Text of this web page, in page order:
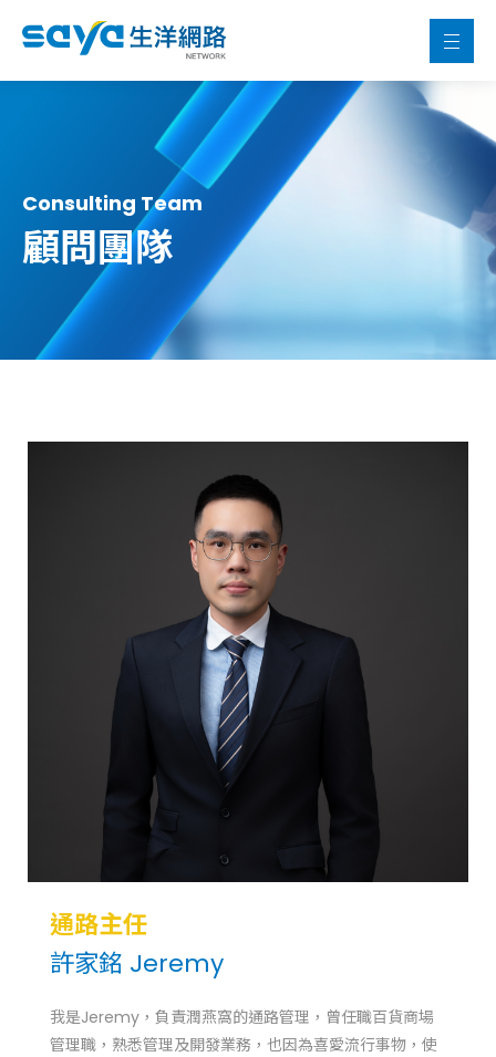
Consulting Team
顧問團隊
通路主任
許家銘 Jeremy
我是Jeremy，負責潤燕窩的通路管理，曾任職百貨商場
管理職，熟悉管理及開發業務，也因為喜愛流行事物，使